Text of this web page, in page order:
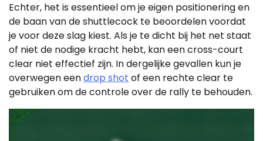
Echter, het is essentieel om je eigen positionering en
de baan van de shuttlecock te beoordelen voordat
je voor deze slag kiest. Als je te dicht bij het net staat
of niet de nodige kracht hebt, kan een cross-court
clear niet effectief zijn. In dergelijke gevallen kun je
overwegen eendrop shot of een rechte clear te
gebruiken om de controle over de rally te behouden.